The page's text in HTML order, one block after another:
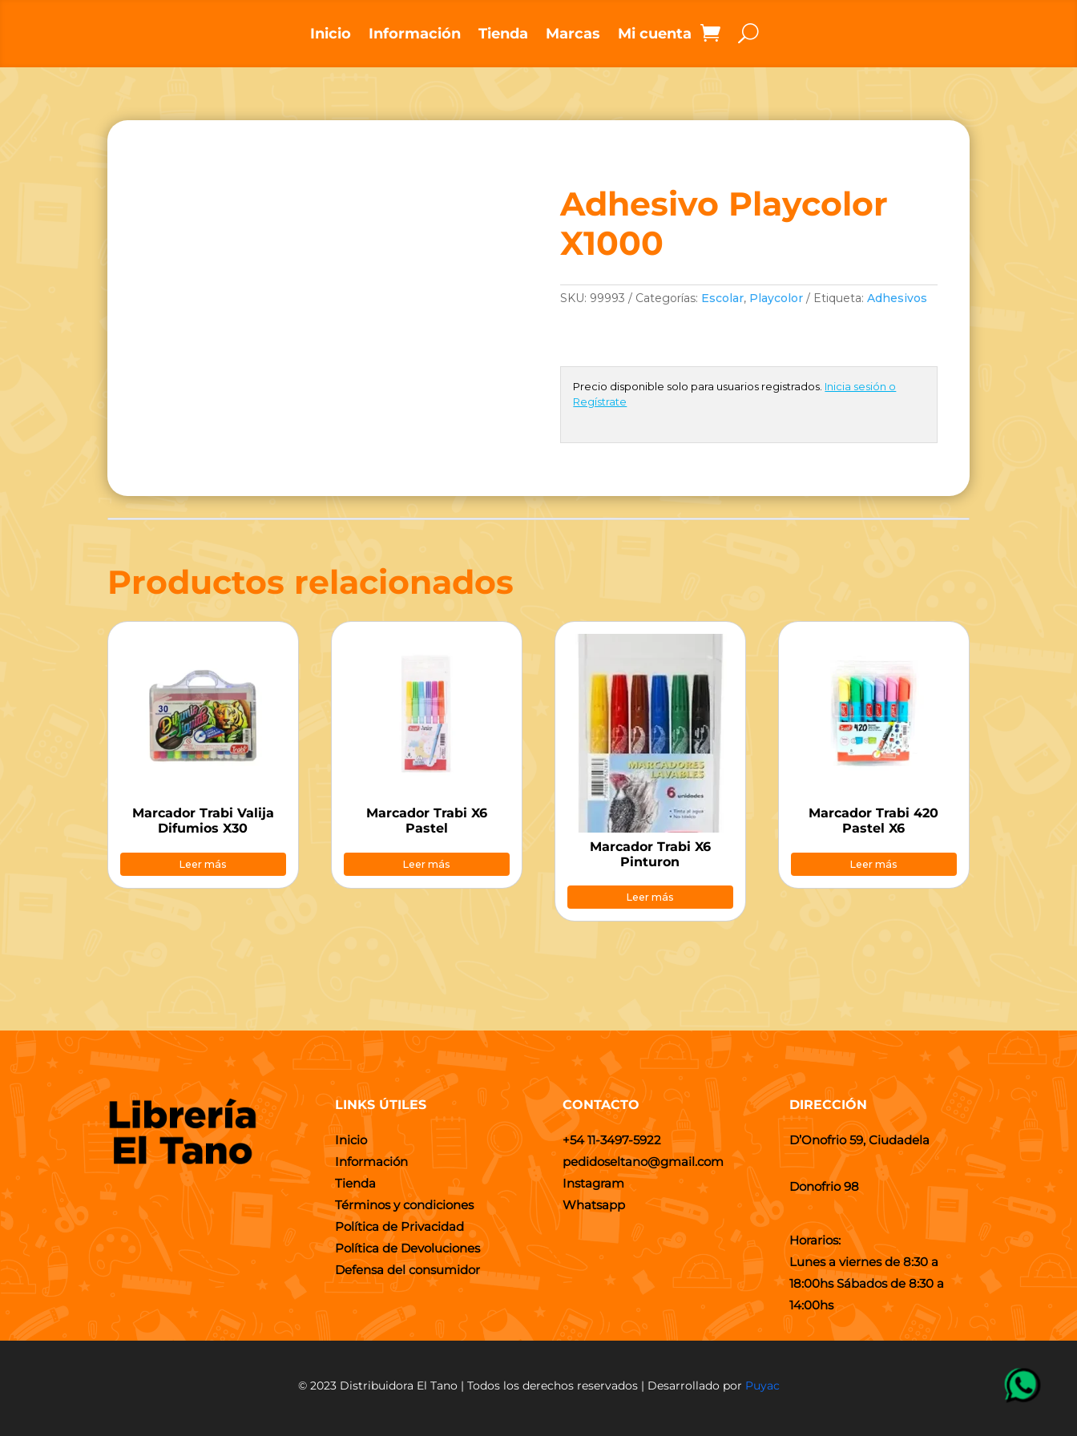
Inicio Información Tienda Marcas Mi cuenta
Adhesivo Playcolor
X1000
SKU: 99993 Categorías: Escolar, Playcolor Etiqueta:Adhesivos
Precio disponible solo para usuarios registrados. Inicia sesión o
Regístrate
Productos relacionados
Marcador Trabi Valija
Difumios X30
Leer más
Marcador Trabi X6
Pastel
Leer más
Marcador Trabi X6
Pinturon
Leer más
Marcador Trabi 420
Pastel X6
Leer más
LINKS ÚTILES
Inicio
Información
Tienda
Términos y condiciones
Política de Privacidad
Política de Devoluciones
Defensa del consumidor
CONTACTO
+54 11-3497-5922
pedidoseltano@gmail.com
Instagram
Whatsapp
DIRECCIÓN
D’Onofrio 59, Ciudadela
Donofrio 98
Horarios:
Lunes a viernes de 8:30 a
18:00hs Sábados de 8:30 a
14:00hs
© 2023 Distribuidora El Tano | Todos los derechos reservados | Desarrollado por Puyac